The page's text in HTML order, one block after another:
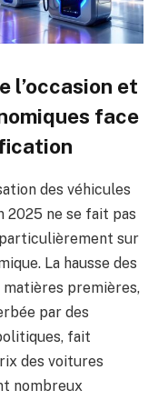
l’occasion et
face
des véhicules
2025 ne se fait pas
sur
La hausse des
premières,
par des
fait
des voitures
nombreux